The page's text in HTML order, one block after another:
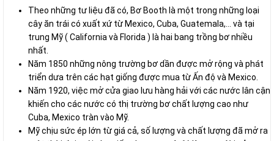
Theo những tư liệu đã có, Bơ Booth là một trong những loại
cây ăn trái có xuất xứ từ Mexico, Cuba, Guatemala,… và tại
trung Mỹ ( California và Florida ) là hai bang trồng bơ nhiều
nhất.
Năm 1850 những nông trường bơ dần được mở rộng và phát
triển dưa trên các hạt giống được mua từ Ấn độ và Mexico.
Năm 1920, việc mở cửa giao lưu hàng hải với các nước lân cận
khiến cho các nước có thị trường bơ chất lượng cao như
Cuba, Mexico tràn vào Mỹ.
Mỹ chịu sức ép lớn từ giá cả, số lượng và chất lượng đã mở ra